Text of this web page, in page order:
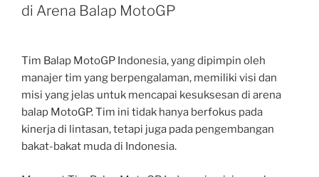
di Arena Balap MotoGP
Tim Balap MotoGP Indonesia, yang dipimpin oleh
manajer tim yang berpengalaman, memiliki visi dan
misi yang jelas untuk mencapai kesuksesan di arena
balap MotoGP. Tim ini tidak hanya berfokus pada
kinerja di lintasan, tetapi juga pada pengembangan
bakat-bakat muda di Indonesia.